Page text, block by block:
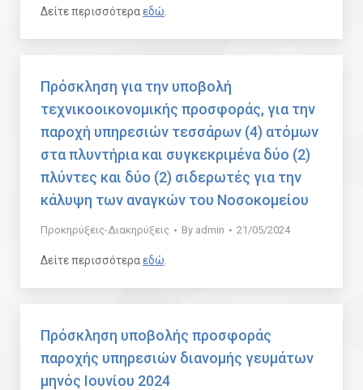
Δείτε περισσότεραεδώ
Πρόσκληση για την υποβολή
τεχνικοοικονομικής προσφοράς, για την
παροχή υπηρεσιών τεσσάρων (4) ατόμων
στα πλυντήρια και συγκεκριμένα δύο (2)
πλύντες και δύο (2) σιδερωτές για την
κάλυψη των αναγκών του Νοσοκομείου
Προκηρύξεις-Διακηρύξεις By admin 21/05/2024
Δείτε περισσότεραεδώ
Πρόσκληση υποβολής προσφοράς
παροχής υπηρεσιών διανομής γευμάτων
μηνός Ιουνίου 2024